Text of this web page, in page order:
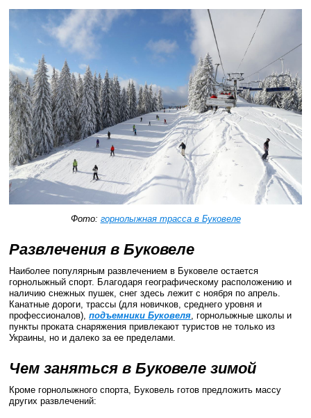
Фото: горнолыжная трасса в Буковеле
Развлечения в Буковеле
Наиболее популярным развлечением в Буковеле остается
горнолыжный спорт. Благодаря географическому расположению и
наличию снежных пушек, снег здесь лежит с ноября по апрель.
Канатные дороги, трассы (для новичков, среднего уровня и
профессионалов),подъемники Буковеля , горнолыжные школы и
пункты проката снаряжения привлекают туристов не только из
Украины, но и далеко за ее пределами.
Чем заняться в Буковеле зимой
Кроме горнолыжного спорта, Буковель готов предложить массу
других развлечений: